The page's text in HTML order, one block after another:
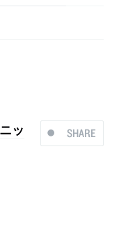
SHARE
ッ